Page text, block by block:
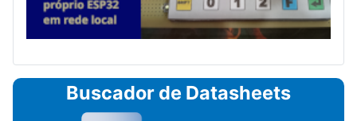
Buscador de Datasheets